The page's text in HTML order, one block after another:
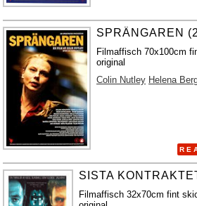
SPRÄNGAREN
Filmaffisch 70x100cm
original
Colin Nutley Helena
R E
SISTA
Filmaffisch 32x70cm fint